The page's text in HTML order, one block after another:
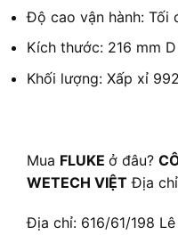
Độ cao vận hành: Tối
Kích thước: 216 mm
Khối lượng: Xấp xỉ
Mua FLUKE ở đâu?
WETECH VIỆT Địa
Địa chỉ: 616/61/198